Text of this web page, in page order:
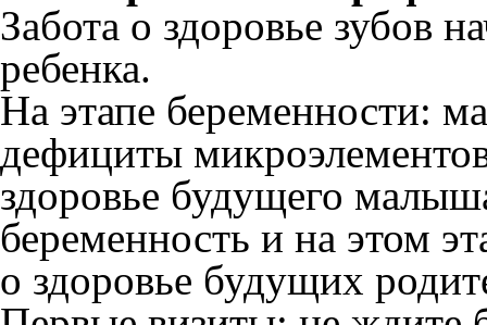
Забота о здоровье зубов
ребенка.
На этапе беременности:
дефициты
здоровье будущего
беременность и на этом
о здоровье будущих